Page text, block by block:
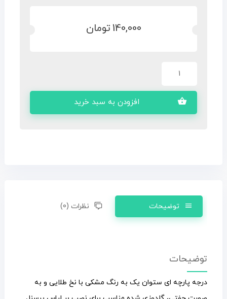
140,000 تومان
افزودن به سبد خرید
توضیحات نظرات (0)
توضیحات
درجه پارچه ای ستوان یک به رنگ مشکی با نخ طلایی و به